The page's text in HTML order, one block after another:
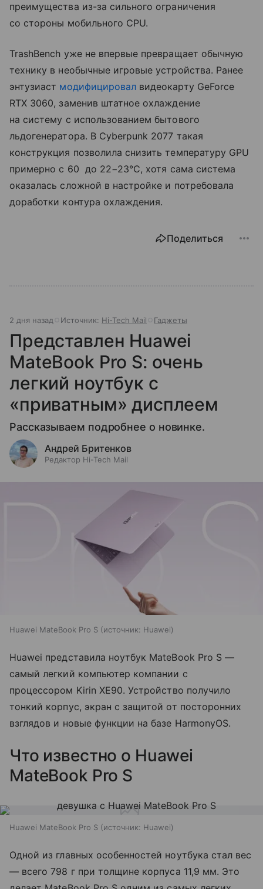
преимущества из-за сильного ограничения
со стороны мобильного CPU.
TrashBench уже не впервые превращает обычную
технику в необычные игровые устройства. Ранее
энтузиаст модифицировал видеокарту GeForce
RTX 3060, заменив штатное охлаждение
на систему с использованием бытового
льдогенератора. В Cyberpunk 2077 такая
конструкция позволила снизить температуру GPU
примерно с 60 до 22−23°C, хотя сама система
оказалась сложной в настройке и потребовала
доработки контура охлаждения.
Поделиться
2 дня назад Источник: Hi-Tech Mail Гаджеты
Представлен Huawei
MateBook Pro S: очень
легкий ноутбук с
«приватным» дисплеем
Рассказываем подробнее о новинке.
Андрей Бритенков
Редактор Hi-Tech Mail
Huawei MateBook Pro S источник: Huawei
Huawei представила ноутбук MateBook Pro S —
самый легкий компьютер компании с
процессором Kirin XE90. Устройство получило
тонкий корпус, экран с защитой от посторонних
взглядов и новые функции на базе HarmonyOS.
Что известно о Huawei
MateBook Pro S
Huawei MateBook Pro S источник: Huawei
Одной из главных особенностей ноутбука стал вес
— всего 798 г при толщине корпуса 11,9 мм. Это